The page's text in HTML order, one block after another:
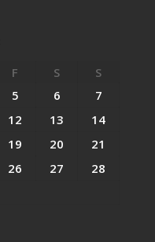
F S
S
5 6
7
12 13
14
19 20
21
26 27
28